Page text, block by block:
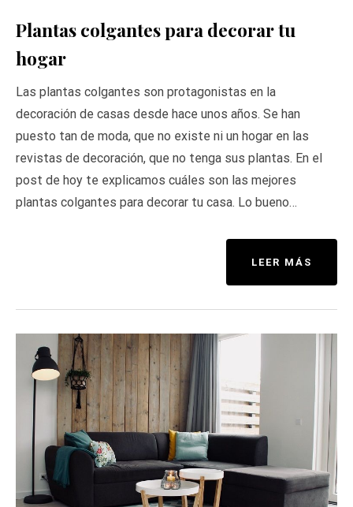
Plantas colgantes para decorar tu
hogar
Las plantas colgantes son protagonistas en la
decoración de casas desde hace unos años. Se han
puesto tan de moda, que no existe ni un hogar en las
revistas de decoración, que no tenga sus plantas. En el
post de hoy te explicamos cuáles son las mejores
plantas colgantes para decorar tu casa. Lo bueno…
LEER MÁS